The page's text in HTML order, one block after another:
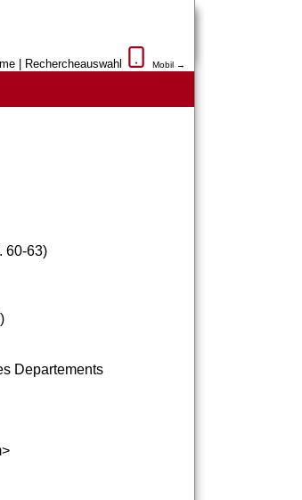
Rechercheauswahl Mobil →
60-63)
Departements